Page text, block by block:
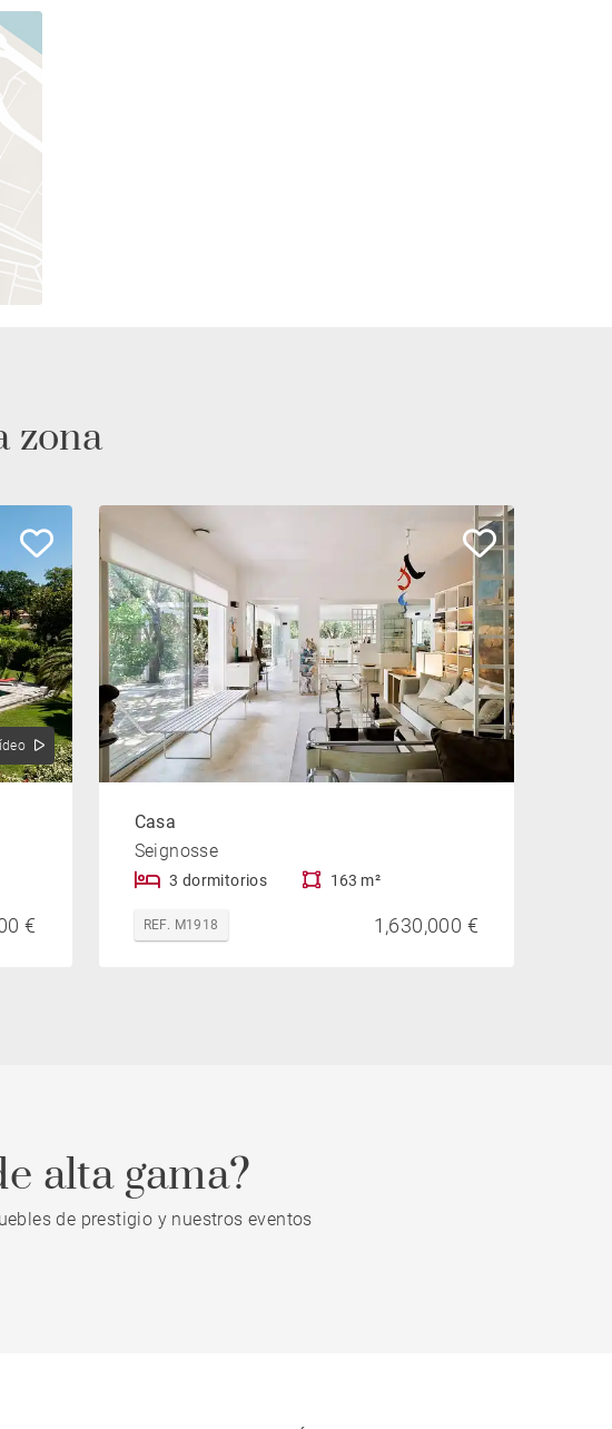
zona
€
Casa
Seignosse
3 dormitorios 163 m²
REF. M1918 1,630,000 €
alta gama?
de prestigio y nuestros eventos